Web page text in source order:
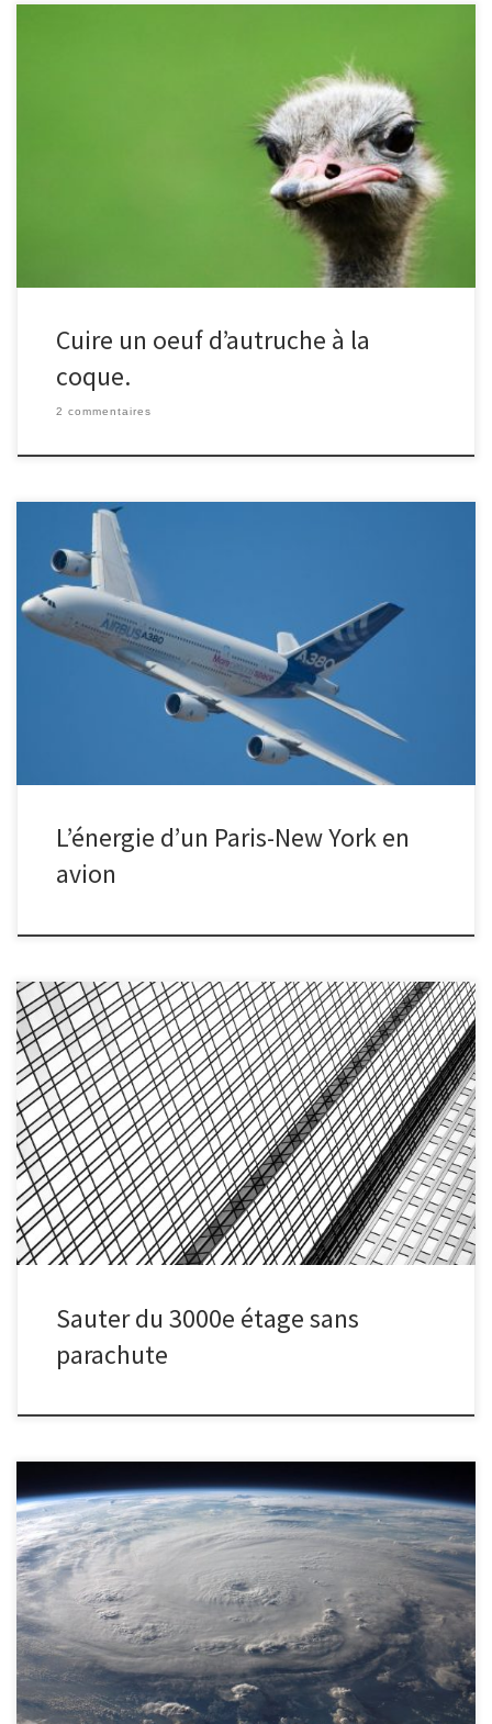
Combien de temps faut-il cuire un oeuf d'autruche pour qu'il soit
Cuire un oeuf d’autruche à la
coque.
2 commentaires
Quel est l'équivalent en litres de kérosène de l'énergie minimale
nécessaire à un A380 pour effectuer un vol Paris-New York ?
L’énergie d’un Paris-New York en
avion
Un cascadeur saute du 3000e étage sans parachute ni wingsuit. A
quelle hauteur minimale par rapport au sol doit se trouver le filet
qui stoppe sa chute ?
Sauter du 3000e étage sans
parachute
En récupérant l'énergie cinétique de l'ouragan Irma, combien de
temps pourrait-on assurer la consommation électrique de la
France ?